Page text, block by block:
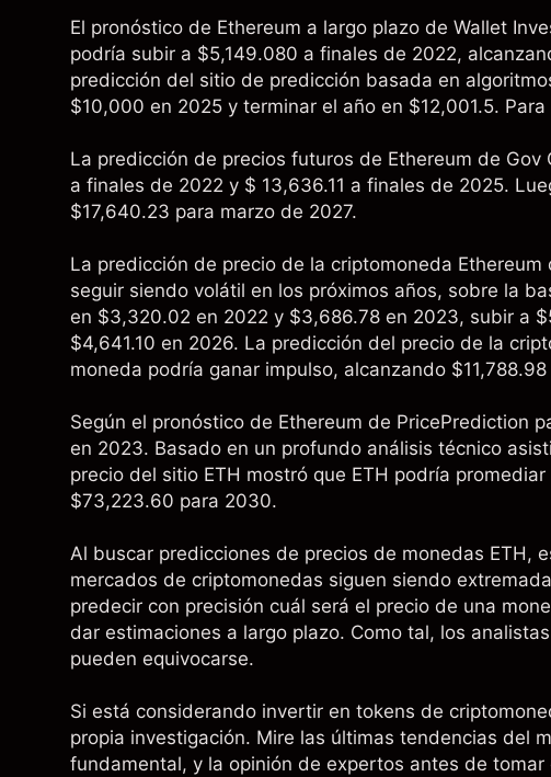
El pronóstico de Ethereum a largo plazo de Wallet
podría subir a $5,149.080 a finales de 2022,
predicción del sitio de predicción basada en
$10,000 en 2025 y terminar el año en $12,001.5.
La predicción de precios futuros de Ethereum de
a finales de 2022 y $ 13,636.11 a finales de 2025.
$17,640.23 para marzo de 2027.
La predicción de precio de la criptomoneda
seguir siendo volátil en los próximos años, sobre la
en $3,320.02 en 2022 y $3,686.78 en 2023, subir a
$4,641.10 en 2026. La predicción del precio de la
moneda podría ganar impulso, alcanzando
Según el pronóstico de Ethereum de PricePrediction
en 2023. Basado en un profundo análisis técnico
precio del sitio ETH mostró que ETH podría
$73,223.60 para 2030.
Al buscar predicciones de precios de monedas ETH,
mercados de criptomonedas siguen siendo
predecir con precisión cuál será el precio de una
dar estimaciones a largo plazo. Como tal, los
pueden equivocarse.
Si está considerando invertir en tokens de
propia investigación. Mire las últimas tendencias del
fundamental, y la opinión de expertos antes de